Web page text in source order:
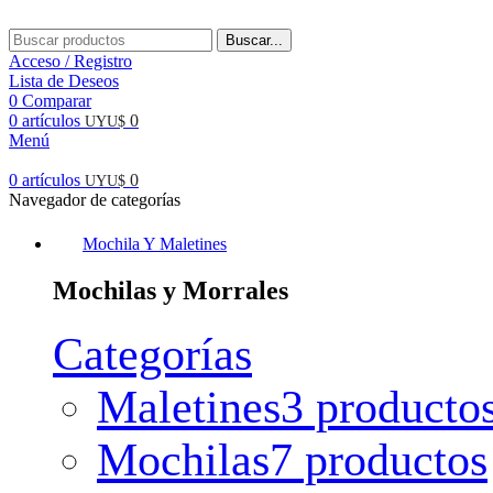
Buscar...
Acceso / Registro
Lista de Deseos
0 Comparar
0 artículos UYU$ 0
Menú
0 artículos UYU$ 0
Navegador de categorías
Mochila Y Maletines
Mochilas y Morrales
Categorías
Maletines3
Mochilas7 productos